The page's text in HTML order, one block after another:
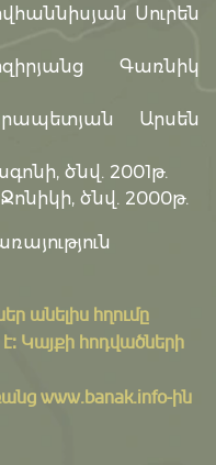
Սուրեն
Գառնիկ
Արսեն
ծնվ. 2001թ.
ծնվ. 2000թ.
անելիս հղումը
Կայքի հոդվածների
www.banak.info-ին